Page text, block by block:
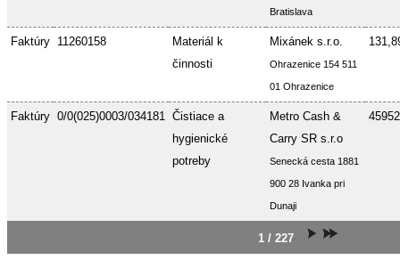
Bratislava
Faktúry 11260158
Materiál k
činnosti
Mixánek s.r.o.
Ohrazenice 154 511
01 Ohrazenice
Faktúry 0/0(025)0003/034181 Čistiace a
hygienické
potreby
Metro Cash &
Carry SR s.r.o
Senecká cesta 1881
900 28 Ivanka pri
Dunaji
1 / 227